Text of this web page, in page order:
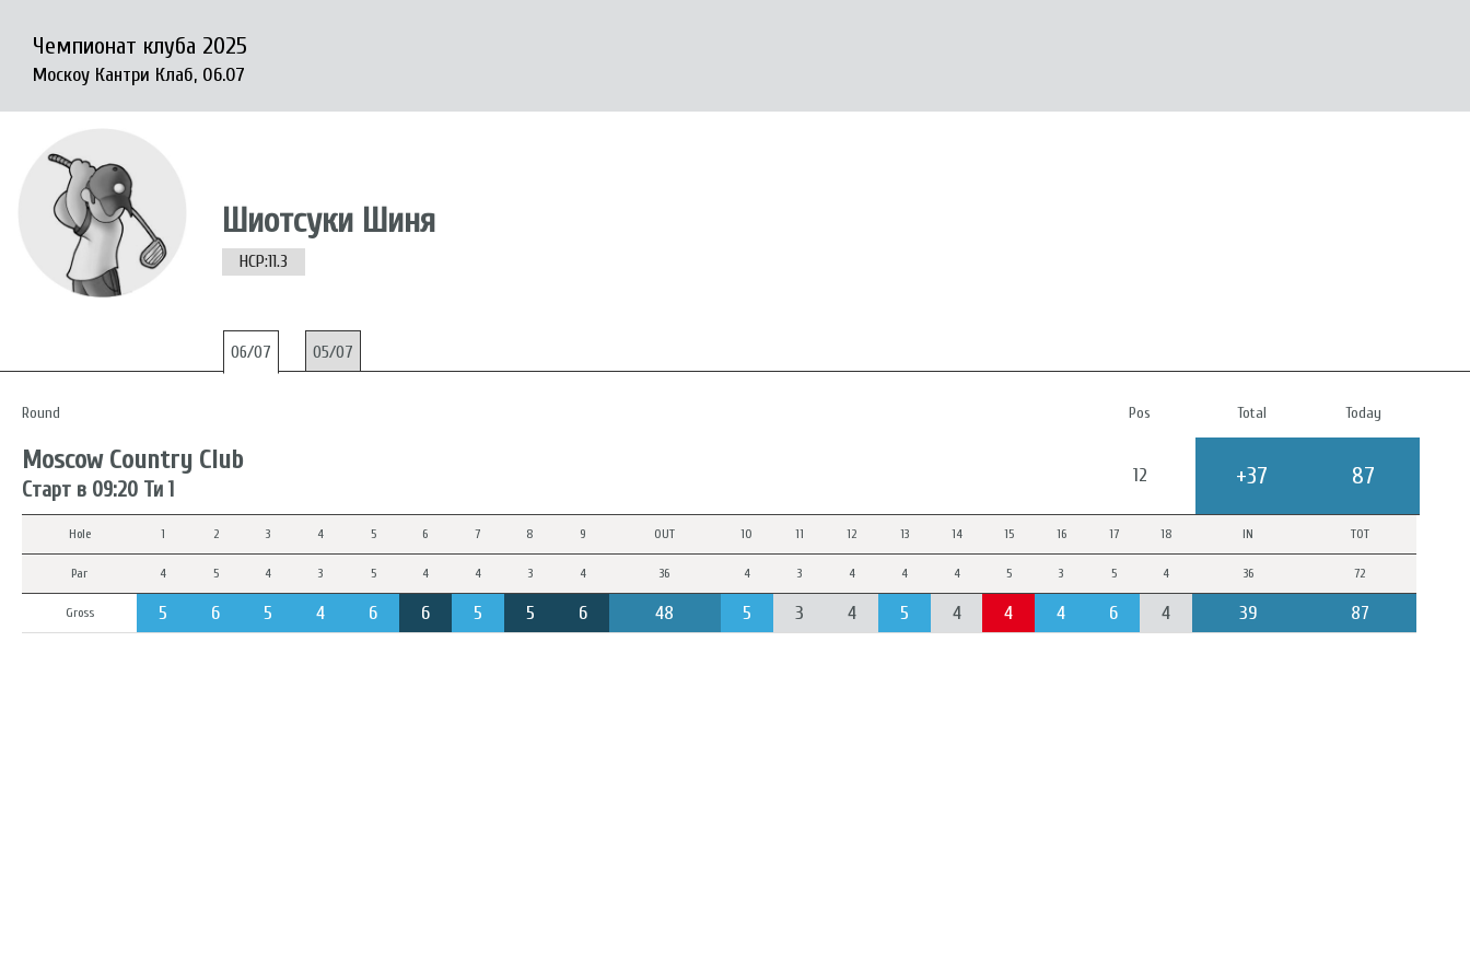
Чемпионат клуба 2025
Москоу Кантри Клаб, 06.07
Шиотсуки Шиня
HCP:11.3
06/07
Round Pos Total Today
Moscow Country Club
Старт в 09:20 Ти 1
12 +37 87
Hole 1 2 3 4 5 6 7 8 9 OUT
Par 4 5 4 3 5 4 4 3 4 36
Gross 5 6 5 4 6 6 5 5 6 48
10 11 12 13 14 15 16 17 18 IN TOT
4 3 4 4 4 5 3 5 4 36 72
5 3 4 5 4 4 4 6 4 39 87
05/07